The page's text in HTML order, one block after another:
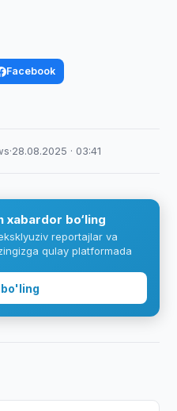
Facebook
·28.08.2025 · 03:41
xabardor bo‘ling
reportajlar va
qulay platformada
bo'ling